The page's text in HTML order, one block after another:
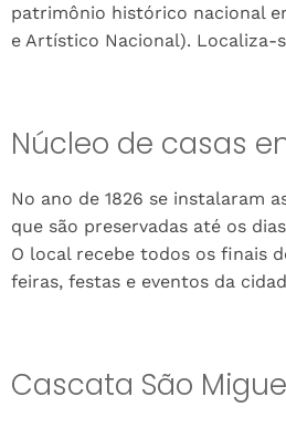
patrimônio histórico nacional
e Artístico Nacional). Localiza-
Núcleo de casas
No ano de 1826 se instalaram
que são preservadas até os
O local recebe todos os finais
feiras, festas e eventos da
Cascata São